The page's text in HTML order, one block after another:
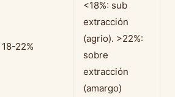
18-22%
<18%: sub
extracción
(agrio). >22%:
sobre
extracción
(amargo)